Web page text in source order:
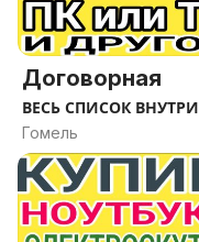
Договорная
ВЕСЬ СПИСОК ВНУТРИ
Гомель